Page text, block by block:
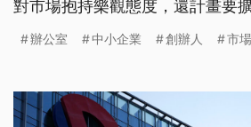
對市場抱持樂觀態度，還計畫要
辦公室 中小企業 創辦人 市場